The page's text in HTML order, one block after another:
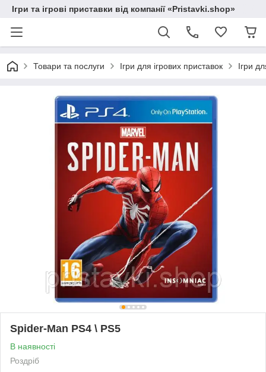
Ігри та ігрові приставки від компанії «Pristavki.shop»
Товари та послуги Ігри для ігрових приставок Ігри
Spider-Man PS4 \ PS5
В наявності
Роздріб